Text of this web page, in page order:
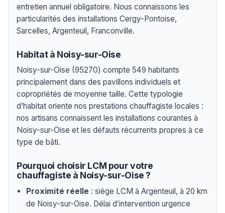
entretien annuel obligatoire. Nous connaissons les
particularités des installations Cergy-Pontoise,
Sarcelles, Argenteuil, Franconville.
Habitat à Noisy-sur-Oise
Noisy-sur-Oise (95270) compte 549 habitants
principalement dans des pavillons individuels et
copropriétés de moyenne taille. Cette typologie
d’habitat oriente nos prestations chauffagiste locales :
nos artisans connaissent les installations courantes à
Noisy-sur-Oise et les défauts récurrents propres à ce
type de bâti.
Pourquoi choisir LCM pour votre
chauffagiste à Noisy-sur-Oise ?
Proximité réelle : siège LCM à Argenteuil, à 20 km
de Noisy-sur-Oise. Délai d’intervention urgence